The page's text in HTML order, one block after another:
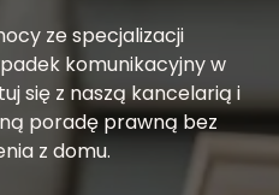
ze specjalizacji
komunikacyjny w
się z naszą kancelarią i
poradę prawną bez
z domu.